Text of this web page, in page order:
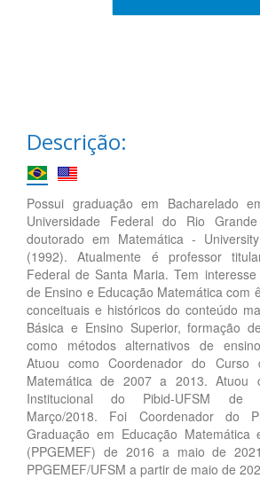
Descrição:
Possui graduação em Bacharelado
Universidade Federal do Rio
doutorado em Matemática -
(1992). Atualmente é professor
Federal de Santa Maria. Tem
de Ensino e Educação Matemática com
conceituais e históricos do conteúdo
Básica e Ensino Superior, formação
como métodos alternativos de
Atuou como Coordenador do Curso
Matemática de 2007 a 2013. Atuou
Institucional do Pibid-UFSM de
Março/2018. Foi Coordenador do
Graduação em Educação
(PPGEMEF) de 2016 a maio de
PPGEMEF/UFSM a partir de maio de